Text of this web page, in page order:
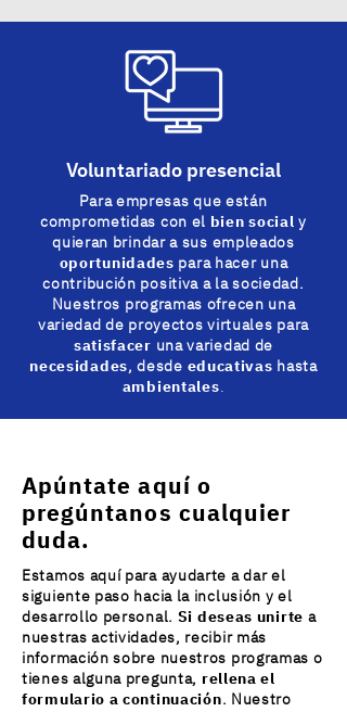
Voluntariado presencial
Para empresas que están
comprometidas con el bien social y
quieran brindar a sus empleados
oportunidades para hacer una
contribución positiva a la sociedad.
Nuestros programas ofrecen una
variedad de proyectos virtuales para
satisfacer una variedad de
necesidades, desde educativas hasta
ambientales.
Apúntate aquí o
pregúntanos cualquier
duda.
Estamos aquí para ayudarte a dar el
siguiente paso hacia la inclusión y el
desarrollo personal. Si deseas unirte a
nuestras actividades, recibir más
información sobre nuestros programas o
tienes alguna pregunta, rellena el
formulario a continuación. Nuestro